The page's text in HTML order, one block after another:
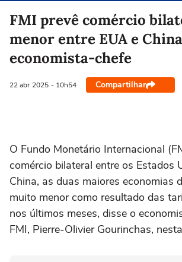
FMI prevê comércio
menor entre EUA e
economista-chefe
22 abr 2025 - 10h54 Compartilhar
O Fundo Monetário Internacional
comércio bilateral entre os Estados
China, as duas maiores economias
muito menor como resultado das
nos últimos meses, disse o
FMI, Pierre-Olivier Gourinchas,